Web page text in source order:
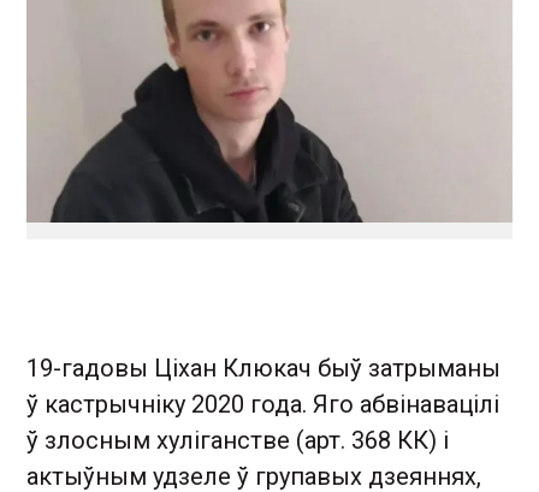
19-гадовы Ціхан Клюкач быў затрыманы
ў кастрычніку 2020 года. Яго абвінавацілі
ў злосным хуліганстве (арт. 368 КК) і
актыўным удзеле ў групавых дзеяннях,